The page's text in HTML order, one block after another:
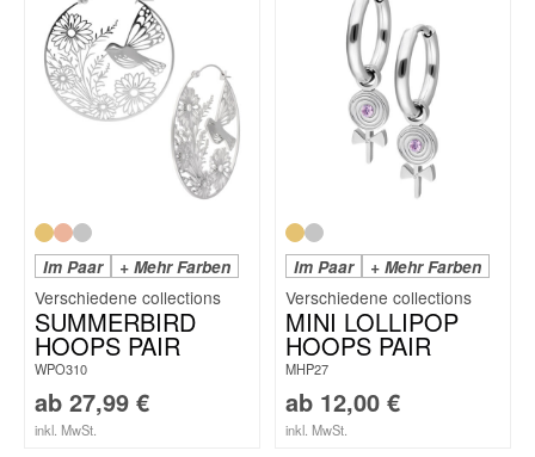
Im Paar + Mehr Farben
SUMMERBIRD
HOOPS PAIR
WPO310
ab 27,99 €
inkl. MwSt.
Im Paar + Mehr Farben
MINI LOLLIPOP
HOOPS PAIR
MHP27
ab 12,00 €
inkl. MwSt.